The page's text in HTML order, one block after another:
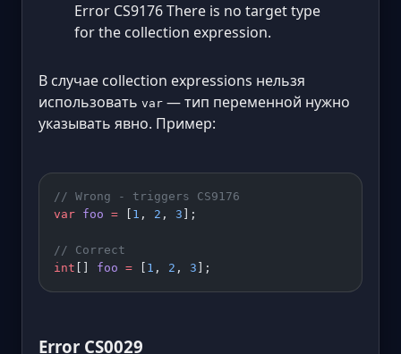
Error CS9176 There is no target type
for the collection expression.
В случае collection expressions нельзя
использовать var — тип переменной нужно
указывать явно. Пример:
// Wrong - triggers CS9176
var foo = 1 , 2 , 3 ];
// Correct
int
foo = 1 , 2 , 3 ];
Error CS0029